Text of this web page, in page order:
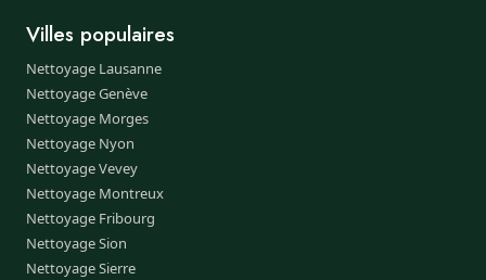
Villes populaires
Nettoyage Lausanne
Nettoyage Genève
Nettoyage Morges
Nettoyage Nyon
Nettoyage Vevey
Nettoyage Montreux
Nettoyage Fribourg
Nettoyage Sion
Nettoyage Sierre